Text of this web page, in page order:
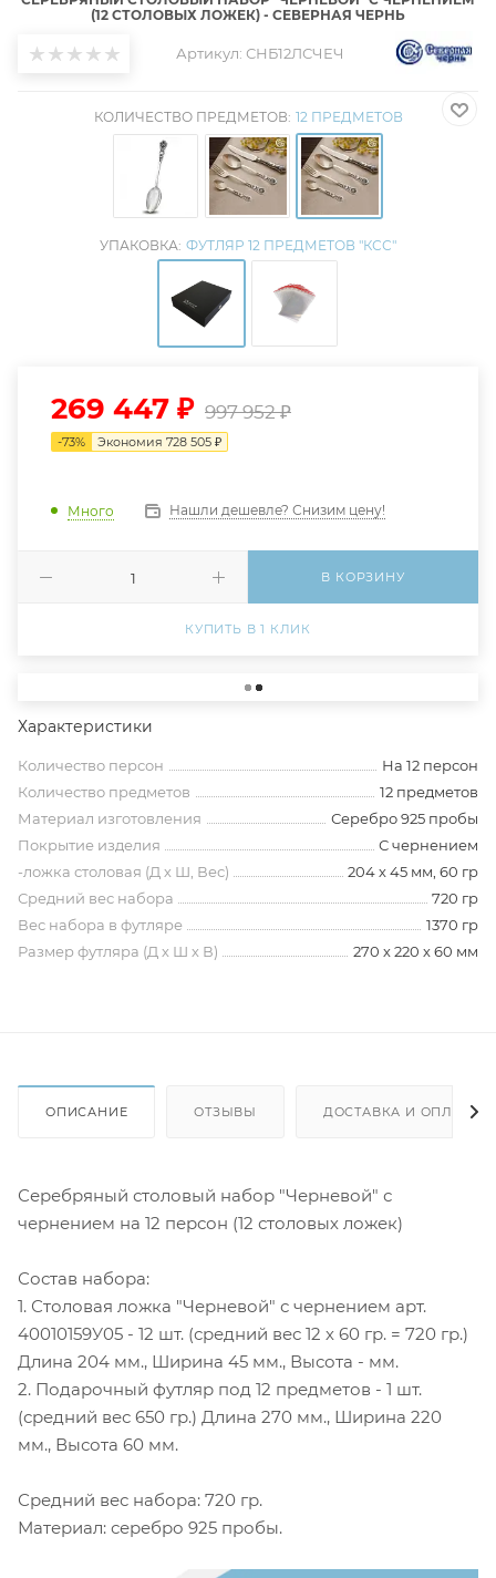
(12 СТОЛОВЫХ ЛОЖЕК) - СЕВЕРНАЯ ЧЕРНЬ
Артикул: СНБ12ЛСЧЕЧ
КОЛИЧЕСТВО ПРЕДМЕТОВ: 12 ПРЕДМЕТОВ
УПАКОВКА: ФУТЛЯР 12 ПРЕДМЕТОВ "КСС"
269 447 ₽ 997 952₽
-73% Экономия 728 505 ₽
Много Нашли дешевле? Снизим цену!
В КОРЗИНУ
КУПИТЬ В 1 КЛИК
Характеристики
Количество персон
На 12 персон
Количество предметов
12 предметов
Материал изготовления
Серебро 925 пробы
Покрытие изделия
С чернением
-ложка столовая (Д х Ш, Вес)
204 х 45 мм, 60 гр
Средний вес набора
720 гр
Вес набора в футляре
1370 гр
Размер футляра (Д х Ш х В)
270 х 220 х 60 мм
ОПИСАНИЕ ОТЗЫВЫ ДОСТАВКА И ОПЛАТА
Серебряный столовый набор "Черневой" с
чернением на 12 персон (12 столовых ложек)
Состав набора:
1. Столовая ложка "Черневой" с чернением арт.
40010159У05 - 12 шт. (средний вес 12 х 60 гр. = 720 гр.)
Длина 204 мм., Ширина 45 мм., Высота - мм.
2. Подарочный футляр под 12 предметов - 1 шт.
(средний вес 650 гр.) Длина 270 мм., Ширина 220
мм., Высота 60 мм.
Средний вес набора: 720 гр.
Материал: серебро 925 пробы.